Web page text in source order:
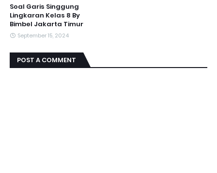
Soal Garis Singgung
Lingkaran Kelas 8 By
Bimbel Jakarta Timur
September 15, 2024
POST A COMMENT